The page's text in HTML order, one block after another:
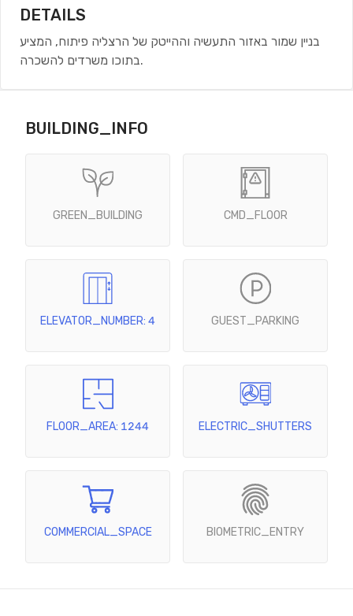
DETAILS
בניין שמור באזור התעשיה וההייטק של הרצליה פיתוח, המציע
בתוכו משרדים להשכרה.
BUILDING_INFO
GREEN_BUILDING CMD_FLOOR
ELEVATOR_NUMBER: 4 GUEST_PARKING
FLOOR_AREA: 1244 ELECTRIC_SHUTTERS
COMMERCIAL_SPACE BIOMETRIC_ENTRY